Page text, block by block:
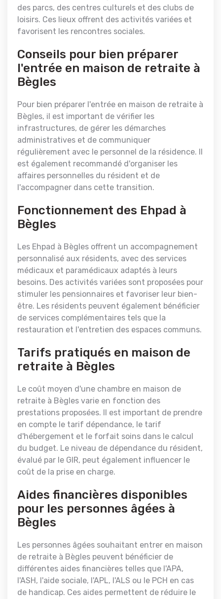
des parcs, des centres culturels et des clubs de
loisirs. Ces lieux offrent des activités variées et
favorisent les rencontres sociales.
Conseils pour bien préparer
l'entrée en maison de retraite à
Bègles
Pour bien préparer l'entrée en maison de retraite à
Bègles, il est important de vérifier les
infrastructures, de gérer les démarches
administratives et de communiquer
régulièrement avec le personnel de la résidence. Il
est également recommandé d'organiser les
affaires personnelles du résident et de
l'accompagner dans cette transition.
Fonctionnement des Ehpad à
Bègles
Les Ehpad à Bègles offrent un accompagnement
personnalisé aux résidents, avec des services
médicaux et paramédicaux adaptés à leurs
besoins. Des activités variées sont proposées pour
stimuler les pensionnaires et favoriser leur bien-
être. Les résidents peuvent également bénéficier
de services complémentaires tels que la
restauration et l'entretien des espaces communs.
Tarifs pratiqués en maison de
retraite à Bègles
Le coût moyen d'une chambre en maison de
retraite à Bègles varie en fonction des
prestations proposées. Il est important de prendre
en compte le tarif dépendance, le tarif
d'hébergement et le forfait soins dans le calcul
du budget. Le niveau de dépendance du résident,
évalué par le GIR, peut également influencer le
coût de la prise en charge.
Aides financières disponibles
pour les personnes âgées à
Bègles
Les personnes âgées souhaitant entrer en maison
de retraite à Bègles peuvent bénéficier de
différentes aides financières telles que l'APA,
l'ASH, l'aide sociale, l'APL, l'ALS ou le PCH en cas
de handicap. Ces aides permettent de réduire le